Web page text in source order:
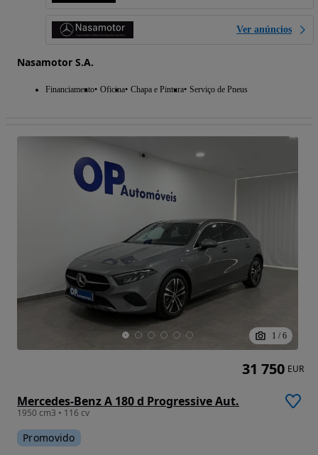
Ver anúncios
Nasamotor S.A.
Financiamento Oficina Chapa e Pintura Serviço de Pneus
1 / 6
Mercedes-Benz A 180 d Progressive Aut.
1950 cm3 • 116 cv
Promovido
31 750 EUR